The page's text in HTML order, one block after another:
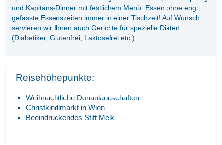
und Kapitäns-Dinner mit festlichem Menü. Essen ohne eng
gefasste Essenszeiten immer in einer Tischzeit! Auf Wunsch
servieren wir Ihnen auch Gerichte für spezielle Diäten
(Diabetiker, Glutenfrei, Laktosefrei etc.)
Reisehöhepunkte:
Weihnachtliche Donaulandschaften
Christkindlmarkt in Wien
Beeindruckendes Stift Melk